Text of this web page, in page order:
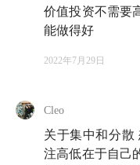
收听地图
✉️ 来拆信啦！
01:17
持有吗？是否可以
价值投资不需要
能做得好
2022年7月29日
Cleo
关于集中和分散
注高低在于自己